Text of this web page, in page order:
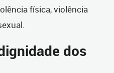
física, violência
dos